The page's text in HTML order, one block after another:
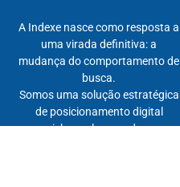
A Indexe nasce como resposta a
uma virada definitiva: a
mudança do comportamento de
busca.
Somos uma solução estratégica
de posicionamento digital
omnichannel, pensada para